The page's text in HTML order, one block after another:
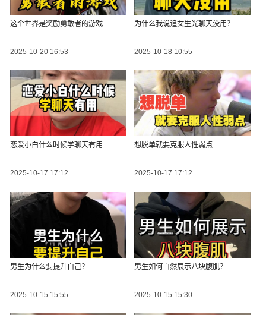
这个世界是奖励勇敢者的游戏
2025-10-20 16:53
为什么我说追女生光聊天没用？
2025-10-18 10:55
恋爱小白什么时候学聊天有用
2025-10-17 17:12
想脱单就要克服人性弱点
2025-10-17 17:12
男生为什么要提升自己？
2025-10-15 15:55
男生如何自然展示八块腹肌？
2025-10-15 15:30